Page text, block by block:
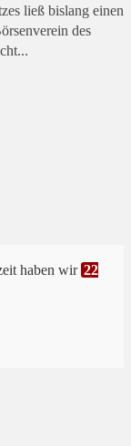
ließ bislang einen
des
haben wir 22